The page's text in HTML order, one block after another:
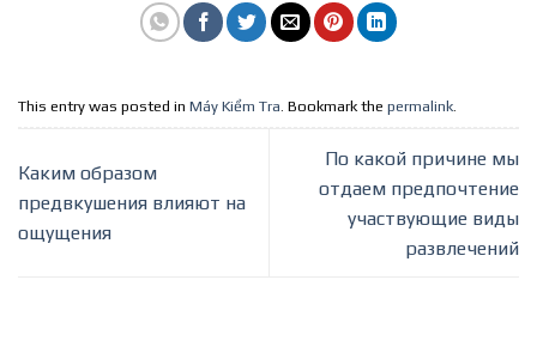
This entry was posted in Máy Kiểm Tra . Bookmark the permalink
Каким образом
предвкушения влияют на
ощущения
По какой причине мы
отдаем предпочтение
участвующие виды
развлечений